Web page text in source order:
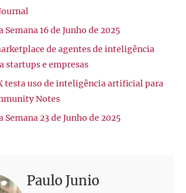
Semana 16 de Junho de 2025
de agentes de inteligência
startups e empresas
testa uso de inteligência artificial para
Notes
Semana 23 de Junho de 2025
Paulo Junio